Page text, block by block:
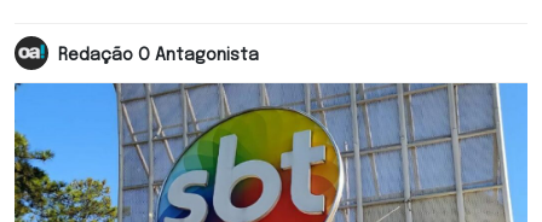
Redação O Antagonista